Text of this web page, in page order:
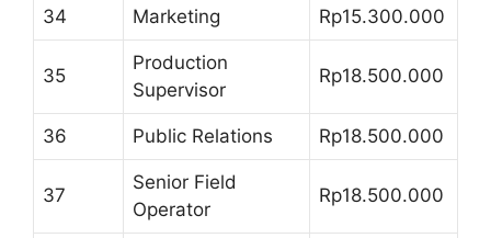
34 Marketing Rp15.300.000
35
Production
Supervisor
Rp18.500.000
36 Public Relations Rp18.500.000
37
Senior Field
Operator
Rp18.500.000